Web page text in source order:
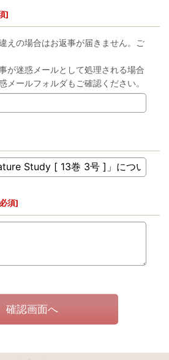
]
えの場合はお返事が届きません。ご
が迷惑メールとして処理される場合
メールフォルダもご確認ください。
必須]
確認画面へ